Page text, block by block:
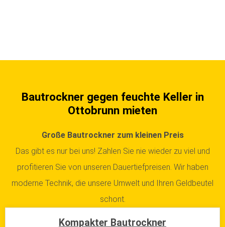
Bautrockner gegen feuchte Keller in
Ottobrunn mieten
Große Bautrockner zum kleinen Preis
Das gibt es nur bei uns! Zahlen Sie nie wieder zu viel und
profitieren Sie von unseren Dauertiefpreisen. Wir haben
moderne Technik, die unsere Umwelt und Ihren Geldbeutel
schont.
Kompakter Bautrockner